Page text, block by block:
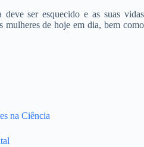
ser esquecido e as suas vidas
mulheres de hoje em dia, bem como
na Ciência